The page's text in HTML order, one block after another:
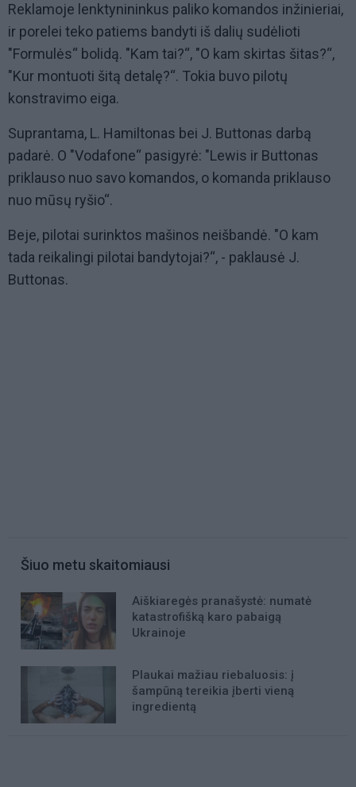
Reklamoje lenktynininkus paliko komandos inžinieriai,
ir porelei teko patiems bandyti iš dalių sudėlioti
"Formulės“ bolidą. "Kam tai?“, "O kam skirtas šitas?“,
"Kur montuoti šitą detalę?“. Tokia buvo pilotų
konstravimo eiga.
Suprantama, L. Hamiltonas bei J. Buttonas darbą
padarė. O "Vodafone“ pasigyrė: "Lewis ir Buttonas
priklauso nuo savo komandos, o komanda priklauso
nuo mūsų ryšio“.
Beje, pilotai surinktos mašinos neišbandė. "O kam
tada reikalingi pilotai bandytojai?“, - paklausė J.
Buttonas.
Šiuo metu skaitomiausi
Aiškiaregės pranašystė: numatė
katastrofišką karo pabaigą
Ukrainoje
Plaukai mažiau riebaluosis: į
šampūną tereikia įberti vieną
ingredientą